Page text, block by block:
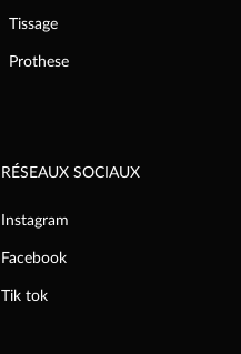
Tissage
Prothese
RÉSEAUX SOCIAUX
Instagram
Facebook
Tik tok